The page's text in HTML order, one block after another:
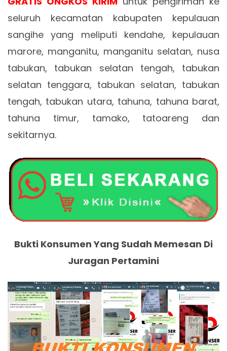
seluruh kecamatan kabupaten kepulauan
sangihe yang meliputi kendahe, kepulauan
marore, manganitu, manganitu selatan, nusa
tabukan, tabukan selatan tengah, tabukan
selatan tenggara, tabukan selatan, tabukan
tengah, tabukan utara, tahuna, tahuna barat,
tahuna timur, tamako, tatoareng dan
sekitarnya.
Bukti Konsumen Yang Sudah Memesan Di
Juragan Pertamini